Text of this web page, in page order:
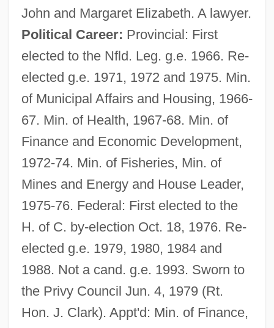
John and Margaret Elizabeth. A lawyer.
Political Career: Provincial: First
elected to the Nfld. Leg. g.e. 1966. Re-
elected g.e. 1971, 1972 and 1975. Min.
of Municipal Affairs and Housing, 1966-
67. Min. of Health, 1967-68. Min. of
Finance and Economic Development,
1972-74. Min. of Fisheries, Min. of
Mines and Energy and House Leader,
1975-76. Federal: First elected to the
H. of C. by-election Oct. 18, 1976. Re-
elected g.e. 1979, 1980, 1984 and
1988. Not a cand. g.e. 1993. Sworn to
the Privy Council Jun. 4, 1979 (Rt.
Hon. J. Clark). Appt'd: Min. of Finance,